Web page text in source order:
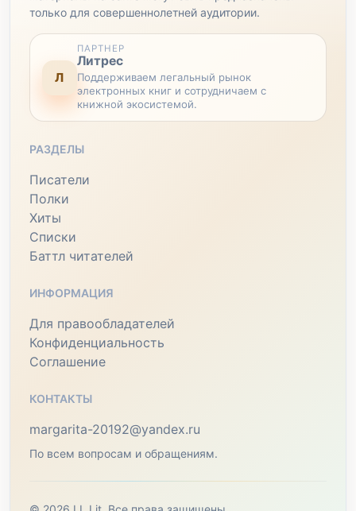
только для совершеннолетней аудитории.
Л
ПАРТНЕР
Литрес
Поддерживаем легальный рынок
электронных книг и сотрудничаем с
книжной экосистемой.
РАЗДЕЛЫ
Писатели
Полки
Хиты
Списки
Баттл читателей
ИНФОРМАЦИЯ
Для правообладателей
Конфиденциальность
Соглашение
КОНТАКТЫ
margarita-20192@yandex.ru
По всем вопросам и обращениям.